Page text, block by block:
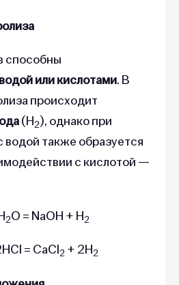
способны
водой или кислотами. В
происходит
(H2), однако при
водой также образуется
с кислотой —
2O = NaOH + H2
= CaCl2 + 2H2